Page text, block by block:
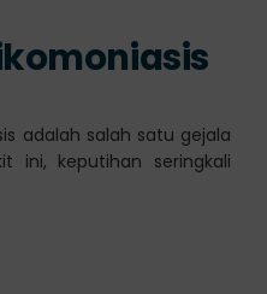
adalah salah satu gejala
ini, keputihan seringkali